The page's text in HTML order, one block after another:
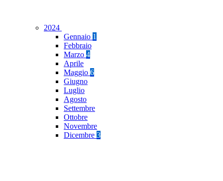
2024
Gennaio 1
Febbraio
Marzo 4
Aprile
Maggio 6
Giugno
Luglio
Agosto
Settembre
Ottobre
Novembre
Dicembre 3